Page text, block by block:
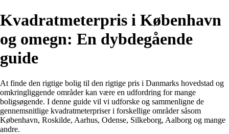
Kvadratmeterpris i København
og omegn: En dybdegående
guide
At finde den rigtige bolig til den rigtige pris i Danmarks hovedstad og
omkringliggende områder kan være en udfordring for mange
boligsøgende. I denne guide vil vi udforske og sammenligne de
gennemsnitlige kvadratmeterpriser i forskellige områder såsom
København, Roskilde, Aarhus, Odense, Silkeborg, Aalborg og mange
andre.